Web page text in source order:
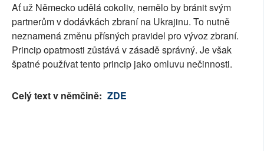
Ať už Německo udělá cokoliv, nemělo by bránit svým
partnerům v dodávkách zbraní na Ukrajinu. To nutně
neznamená změnu přísných pravidel pro vývoz zbraní.
Princip opatrnosti zůstává v zásadě správný. Je však
špatné používat tento princip jako omluvu nečinnosti.
Celý text v němčině: ZDE